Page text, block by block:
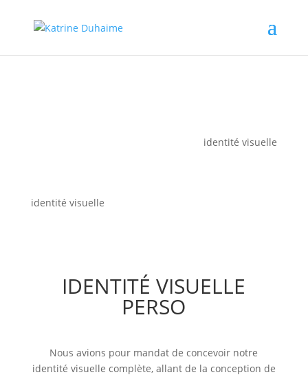
identité visuelle
identité visuelle
IDENTITÉ VISUELLE
PERSO
Nous avions pour mandat de concevoir notre
identité visuelle complète, allant de la conception de